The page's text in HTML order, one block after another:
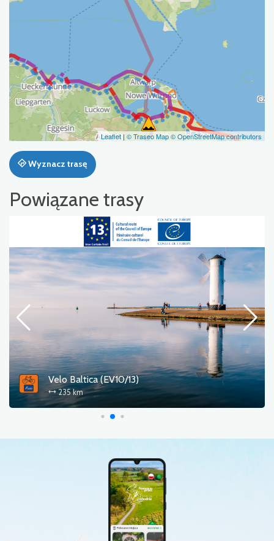
Leaflet | © Traseo Map© OpenStreetMap contributors
Wyznacz trasę
Powiązane trasy
Blue Velo (R3)
268 km